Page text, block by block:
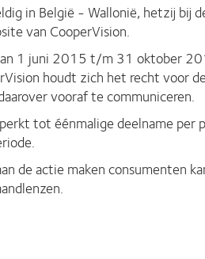
in België - Wallonië, hetzij bij
van CooperVision.
1 juni 2015 t/m 31 oktober
houdt zich het recht voor
vooraf te communiceren.
tot éénmalige deelname per
de actie maken consumenten